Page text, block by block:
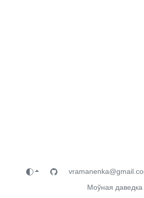
Моўная даведка